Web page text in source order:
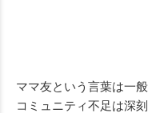
ママ友という言葉は一
コミュニティ不足は深